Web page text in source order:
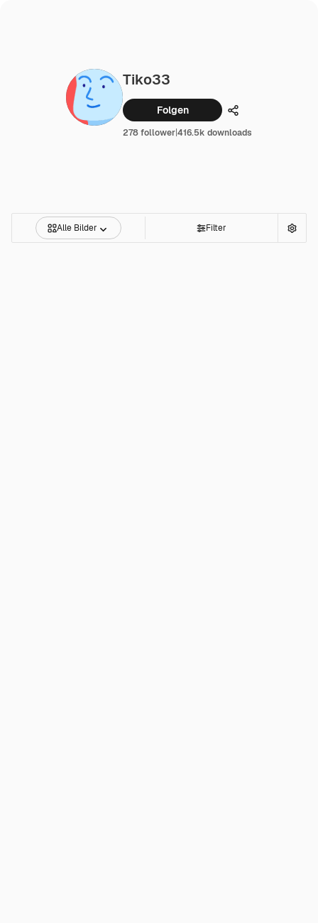
Tiko33
Folgen Teilen
278 follower|416.5k downloads
Alle Bilder Filter